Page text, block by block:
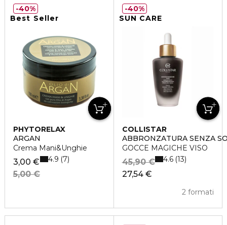
Best Seller
PHYTORELAX
ARGAN
Crema Mani&Unghie
3,00 €
5,00 €
4.9 7
40%
SUN CARE
COLLISTAR
ABBRONZATURA SENZA
GOCCE MAGICHE VISO
27,54 €
45,90 €
2 formati
4.6 13
40%